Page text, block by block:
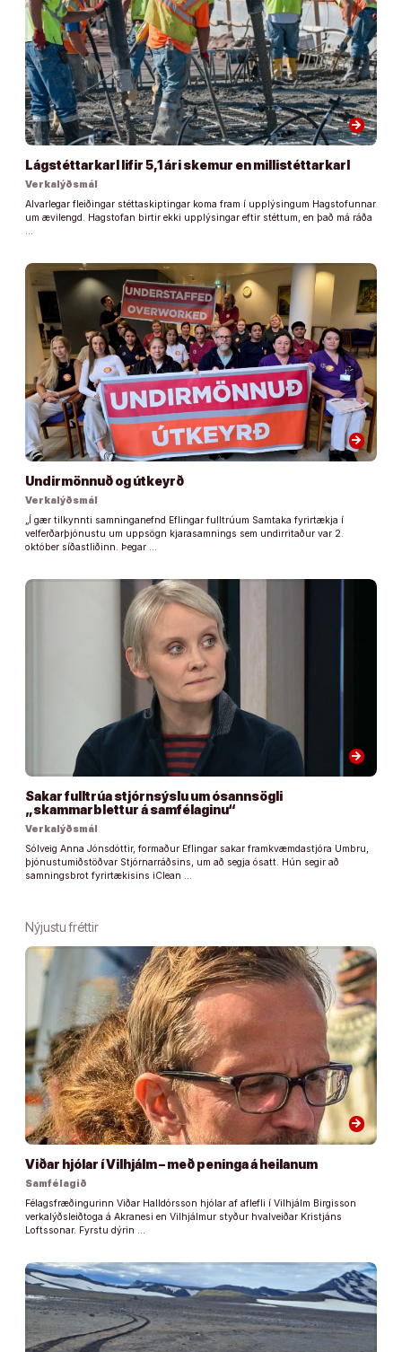
arrow_forward
Lágstéttarkarl lifir 5,1 ári skemur en millistéttarkarl
Verkalýðsmál
Alvarlegar fleiðingar stéttaskiptingar koma fram í upplýsingum Hagstofunnar
um ævilengd. Hagstofan birtir ekki upplýsingar eftir stéttum, en það má ráða
…
arrow_forward
Undirmönnuð og útkeyrð
Verkalýðsmál
„Í gær tilkynnti samninganefnd Eflingar fulltrúum Samtaka fyrirtækja í
velferðarþjónustu um uppsögn kjarasamnings sem undirritaður var 2.
október síðastliðinn. Þegar …
arrow_forward
Sakar fulltrúa stjórnsýslu um ósannsögli
„skammarblettur á samfélaginu“
Verkalýðsmál
Sólveig Anna Jónsdóttir, formaður Eflingar sakar framkvæmdastjóra Umbru,
þjónustumiðstöðvar Stjórnarráðsins, um að segja ósatt. Hún segir að
samningsbrot fyrirtækisins iClean …
Nýjustu fréttir
arrow_forward
Viðar hjólar í Vilhjálm – með peninga á heilanum
Samfélagið
Félagsfræðingurinn Viðar Halldórsson hjólar af aflefli í Vilhjálm Birgisson
verkalýðsleiðtoga á Akranesi en Vilhjálmur styður hvalveiðar Kristjáns
Loftssonar. Fyrstu dýrin …